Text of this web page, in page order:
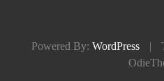
Powered By: WordPress |